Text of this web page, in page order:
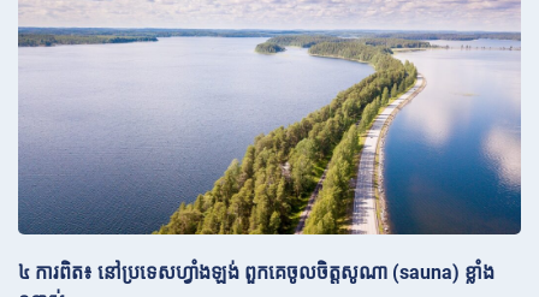
៤ ការពិត៖ នៅប្រទេសហ្វាំងឡង់ ពួកគេចូលចិត្តសូណា (sauna) ខ្លាំង